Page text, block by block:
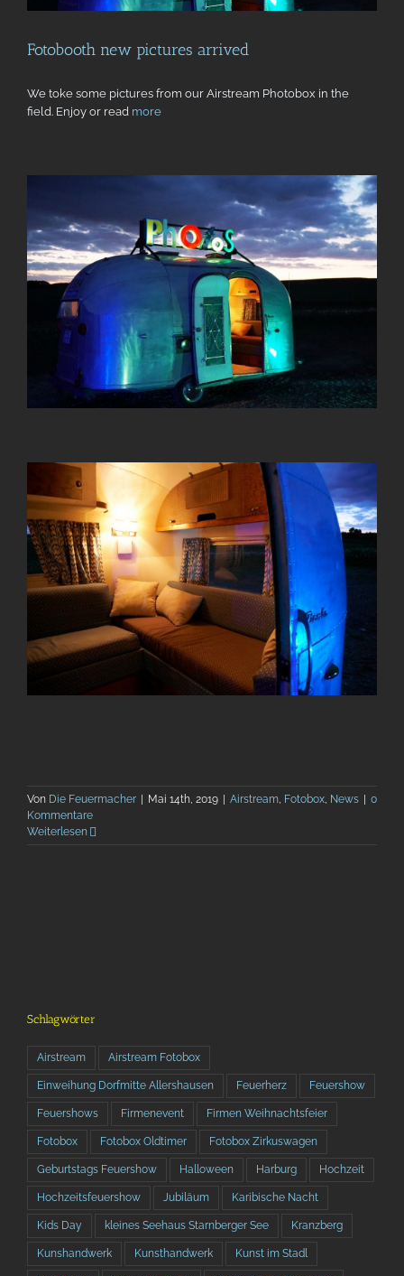
Fotobooth new pictures arrived
We toke some pictures from our Airstream Photobox in the
field. Enjoy or read more
Von Die Feuermacher Mai 14th, 2019 Airstream, Fotobox, News
0
Kommentare
Weiterlesen
Schlagwörter
Airstream Airstream Fotobox
Einweihung Dorfmitte Allershausen Feuerherz Feuershow
Feuershows Firmenevent Firmen Weihnachtsfeier
Fotobox Fotobox Oldtimer Fotobox Zirkuswagen
Geburtstags Feuershow Halloween Harburg Hochzeit
Hochzeitsfeuershow Jubiläum Karibische Nacht
Kids Day kleines Seehaus Starnberger See Kranzberg
Kunshandwerk Kunsthandwerk Kunst im Stadl